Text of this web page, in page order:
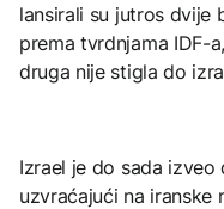
lansirali su jutros dvije
prema tvrdnjama IDF-
druga nije stigla do
Izrael je do sada izveo
uzvraćajući na iranske